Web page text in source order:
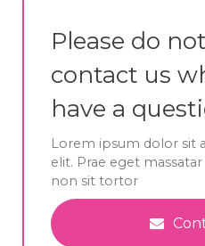
Please do
contact us
have a
Lorem ipsum dolor sit
elit. Prae eget
non sit tortor